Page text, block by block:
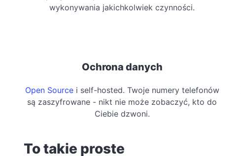
wykonywania jakichkolwiek czynności.
Ochrona danych
Open Sourcei self-hosted. Twoje numery telefonów
są zaszyfrowane - nikt nie może zobaczyć, kto do
Ciebie dzwoni.
To takie proste